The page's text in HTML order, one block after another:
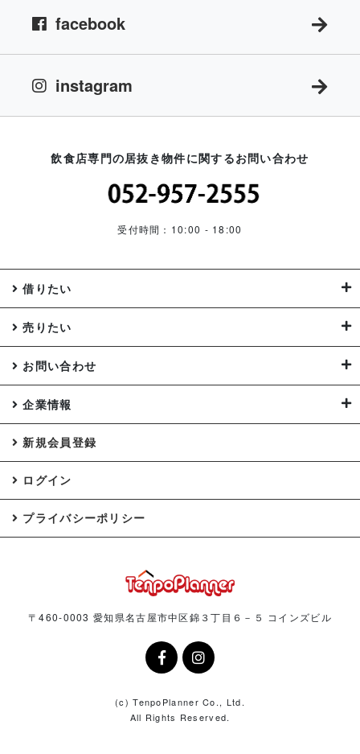
facebook
instagram
飲食店専門の居抜き物件に関するお問い合わせ
受付時間：10:00 - 18:00
借りたい
売りたい
お問い合わせ
企業情報
新規会員登録
ログイン
プライバシーポリシー
〒460-0003 愛知県名古屋市中区錦３丁目６－５ コインズビル
(c) TenpoPlanner Co., Ltd.
All Rights Reserved.